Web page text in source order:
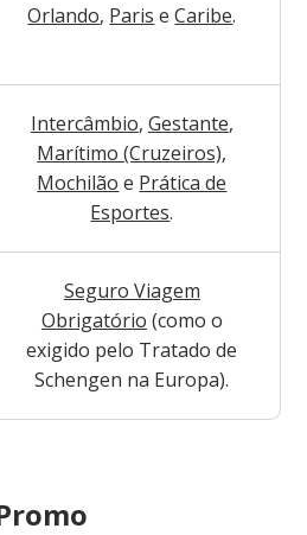
Orlando, Paris e Caribe.
Intercâmbio, Gestante,
Marítimo (Cruzeiros),
Mochilão e Prática de
Esportes.
Seguro Viagem
Obrigatório (como o
exigido pelo Tratado de
Schengen na Europa).